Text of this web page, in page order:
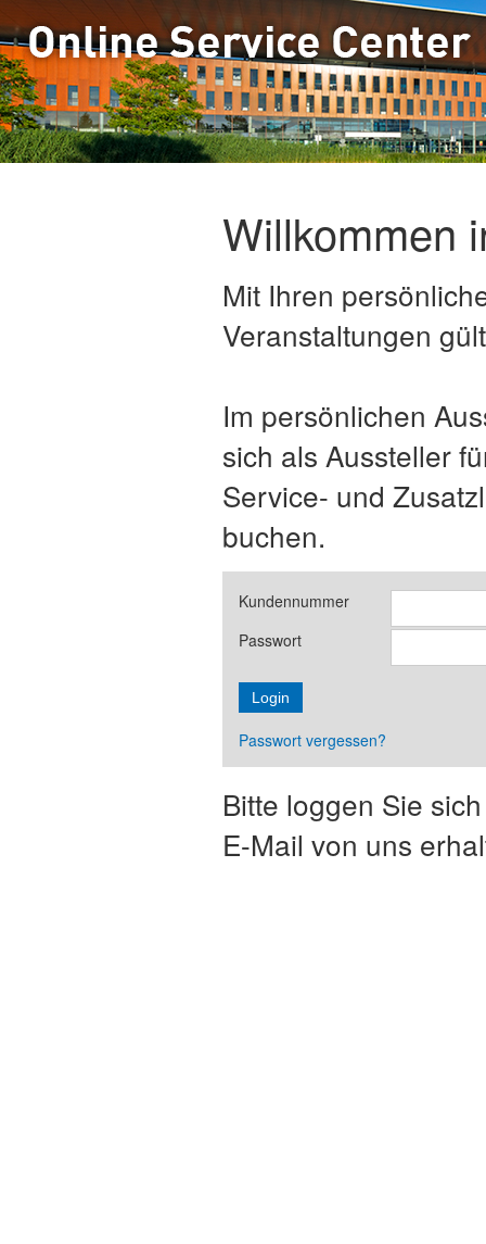
Willkommen
Mit Ihren
Veranstaltungen
Im persönlichen
sich als Aussteller
Service- und
buchen.
Kundennummer
Passwort
Login
Passwort vergessen?
Bitte loggen Sie
E-Mail von uns